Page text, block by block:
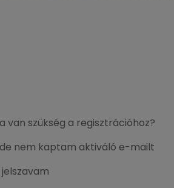
van szükség a regisztrációhoz?
nem kaptam aktiváló e-mailt